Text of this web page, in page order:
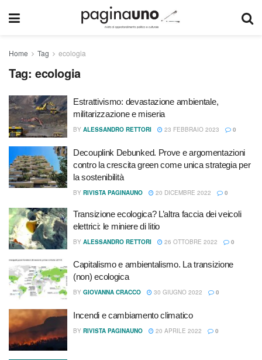
Home Tag ecologia
Tag: ecologia
Estrattivismo: devastazione ambientale,
militarizzazione e miseria
BY ALESSANDRO RETTORI 23 FEBBRAIO 2023 0
Decouplink Debunked. Prove e argomentazioni
contro la crescita green come unica strategia per
la sostenibilità
BY RIVISTA PAGINAUNO 20 DICEMBRE 2022 0
Transizione ecologica? L’altra faccia dei veicoli
elettrici: le miniere di litio
BY ALESSANDRO RETTORI 26 OTTOBRE 2022 0
Capitalismo e ambientalismo. La transizione
(non) ecologica
BY GIOVANNA CRACCO 30 GIUGNO 2022 0
Incendi e cambiamento climatico
BY RIVISTA PAGINAUNO 20 APRILE 2022 0